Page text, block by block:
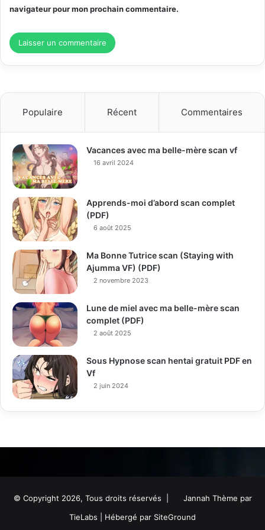
navigateur pour mon prochain commentaire.
Populaire Récent Commentaires
Vacances avec ma belle-mère scan vf
16 avril 2024
Apprends-moi d’abord scan complet
(PDF)
6 août 2025
Ma Bonne Tutrice scan (Staying with
Ajumma VF) (PDF)
2 novembre 2023
Lune de miel avec ma belle-mère scan
complet (PDF)
2 août 2025
Sous Hypnose scan hentai gratuit PDF en
Vf
2 juin 2024
© Copyright 2026, Tous droits réservés |
Jannah Thème par
TieLabs | Hébergé par SiteGround